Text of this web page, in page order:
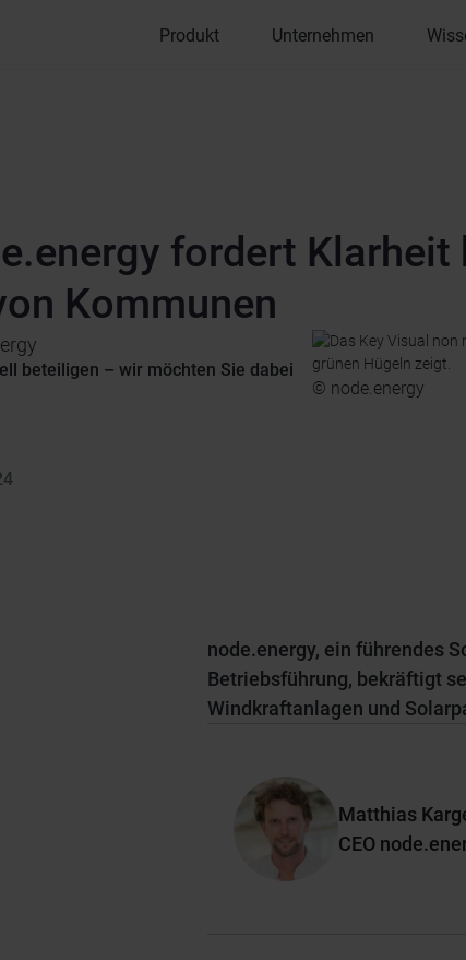
Produkt Unternehmen
fordert
Kommunen
beteiligen – wir möchten Sie dabei
© node.energy
node.energy, ein führendes
Betriebsführung, bekräftigt
Windkraftanlagen und
Matthias
CEO